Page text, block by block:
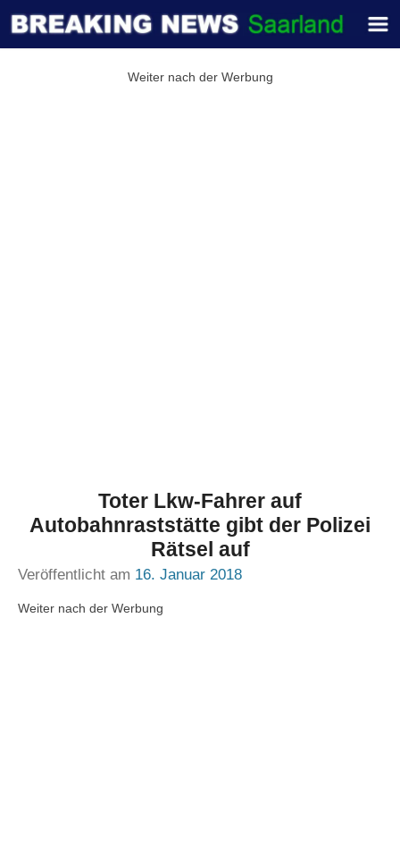
Weiter nach der Werbung
Toter Lkw-Fahrer auf
Autobahnraststätte gibt der Polizei
Rätsel auf
Veröffentlicht am 16. Januar 2018
Weiter nach der Werbung